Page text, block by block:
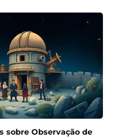
sobre Observação de